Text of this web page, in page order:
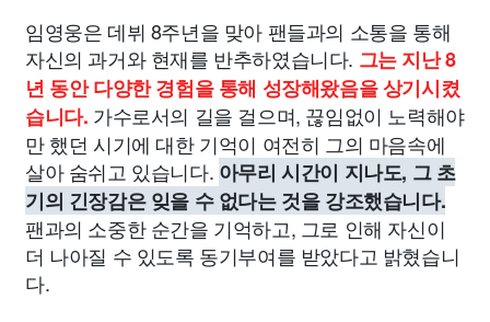
임영웅은 데뷔 8주년을 맞아 팬들과의 소통을 통해
자신의 과거와 현재를 반추하였습니다. 그는 지난 8
년 동안 다양한 경험을 통해 성장해왔음을 상기시켰
습니다. 가수로서의 길을 걸으며, 끊임없이 노력해야
만 했던 시기에 대한 기억이 여전히 그의 마음속에
살아 숨쉬고 있습니다. 아무리 시간이 지나도, 그 초
기의 긴장감은 잊을 수 없다는 것을 강조했습니다.
팬과의 소중한 순간을 기억하고, 그로 인해 자신이
더 나아질 수 있도록 동기부여를 받았다고 밝혔습니
다.